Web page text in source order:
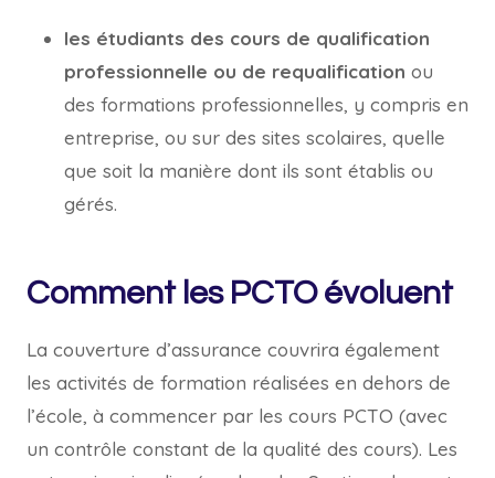
les étudiants des cours de qualification
professionnelle ou de requalification ou
des formations professionnelles, y compris en
entreprise, ou sur des sites scolaires, quelle
que soit la manière dont ils sont établis ou
gérés.
Comment les PCTO évoluent
La couverture d’assurance couvrira également
les activités de formation réalisées en dehors de
l’école, à commencer par les cours PCTO (avec
un contrôle constant de la qualité des cours). Les